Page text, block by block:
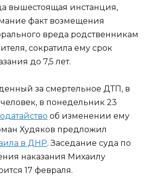
вышестоящая инстанция,
факт возмещения
вреда родственникам
сократила ему срок
до 7,5 лет.
за смертельное ДТП, в
в понедельник 23
об изменении ему
Худяков предложил
в ДНР. Заседание суда по
наказания Михаилу
17 февраля.